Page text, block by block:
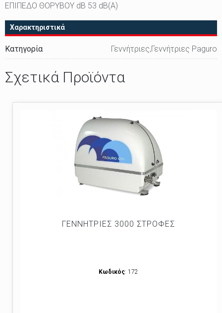
ΕΠΙΠΕΔΟ ΘΟΡΥΒΟΥ dB 53 dB(A)
Χαρακτηριστικά
Κατηγορία Γεννήτριες,Γεννήτριες Paguro
Σχετικά Προϊόντα
ΓΕΝΝΗΤΡΙΕΣ 3000 ΣΤΡΟΦΕΣ
Κωδικός: 172